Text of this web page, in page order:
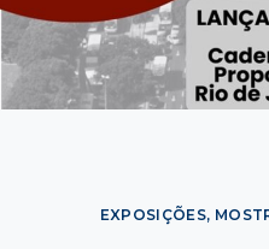
EXPOSIÇÕES,